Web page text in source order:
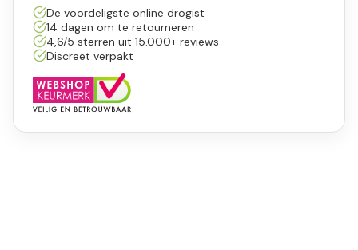
De voordeligste online drogist
14 dagen om te retourneren
4,6/5 sterren uit 15.000+ reviews
Discreet verpakt